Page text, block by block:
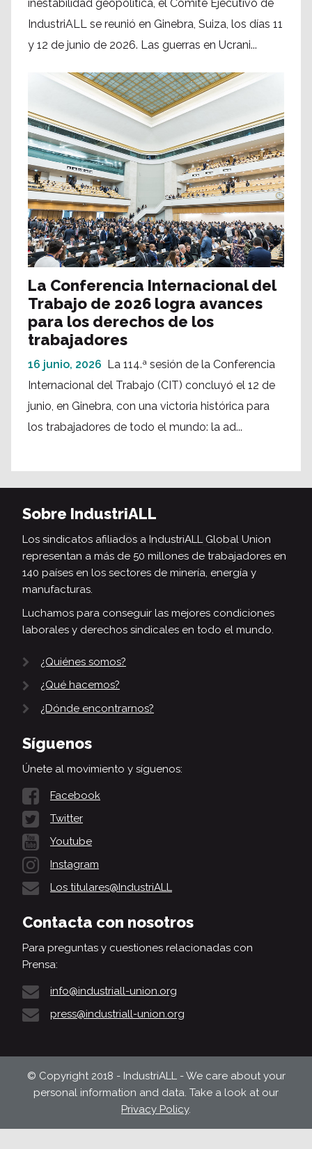
inestabilidad geopolítica, el Comité Ejecutivo de
IndustriALL se reunió en Ginebra, Suiza, los días 11
y 12 de junio de 2026. Las guerras en Ucrani...
La Conferencia Internacional del
Trabajo de 2026 logra avances
para los derechos de los
trabajadores
16 junio, 2026
La 114.ª sesión de la Conferencia
Internacional del Trabajo (CIT) concluyó el 12 de
junio, en Ginebra, con una victoria histórica para
los trabajadores de todo el mundo: la ad...
Sobre IndustriALL
Los sindicatos afiliados a IndustriALL Global Union
representan a más de 50 millones de trabajadores en
140 países en los sectores de minería, energía y
manufacturas.
Luchamos para conseguir las mejores condiciones
laborales y derechos sindicales en todo el mundo.
¿Quiénes somos?
¿Qué hacemos?
¿Dónde encontrarnos?
Síguenos
Únete al movimiento y síguenos:
Facebook
Twitter
Youtube
Instagram
Los titulares@IndustriALL
Contacta con nosotros
Para preguntas y cuestiones relacionadas con
Prensa:
info@industriall-union.org
press@industriall-union.org
© Copyright 2018 - IndustriALL - We care about your
personal information and data. Take a look at our
Privacy Policy.